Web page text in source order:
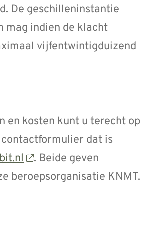
De geschilleninstantie
mag indien de klacht
vijfentwintigduizend
en kosten kunt u terecht op
dat is
. Beide geven
beroepsorganisatie KNMT.